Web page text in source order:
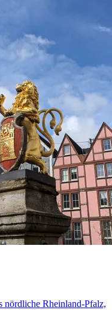
nördliche Rheinland-Pfalz,